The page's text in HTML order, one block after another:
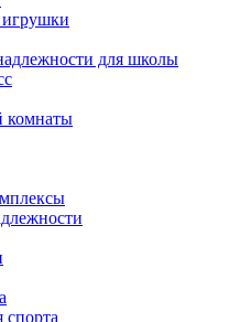
игрушки
для школы
комнаты
спорта